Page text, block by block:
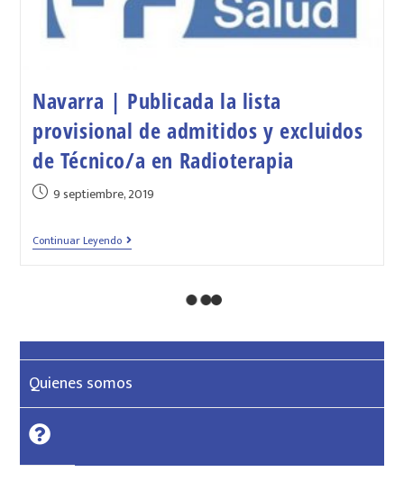
Navarra | Publicada la lista
provisional de admitidos y excluidos
de Técnico/a en Radioterapia
9 septiembre, 2019
Continuar Leyendo
Quienes somos